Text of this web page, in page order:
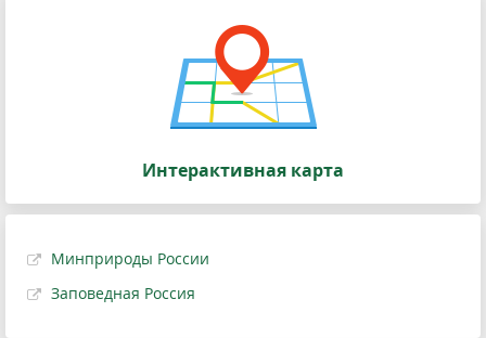
Интерактивная карта
Минприроды России
Заповедная Россия